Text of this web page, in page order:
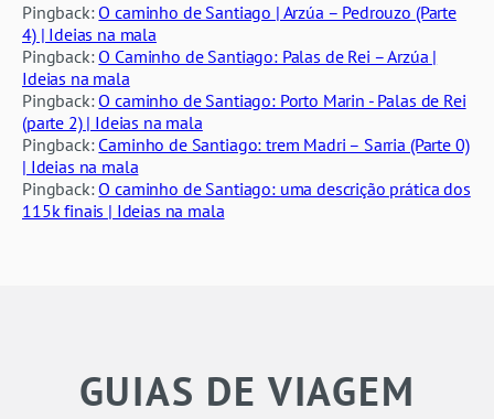
Pingback:O caminho de Santiago | Arzúa – Pedrouzo (Parte
4) | Ideias na mala
Pingback:O Caminho de Santiago: Palas de Rei – Arzúa |
Ideias na mala
Pingback:O caminho de Santiago: Porto Marin - Palas de Rei
(parte 2) | Ideias na mala
Pingback: Caminho de Santiago: trem Madri – Sarria (Parte 0)
| Ideias na mala
Pingback:O caminho de Santiago: uma descrição prática dos
115k finais | Ideias na mala
GUIAS DE VIAGEM